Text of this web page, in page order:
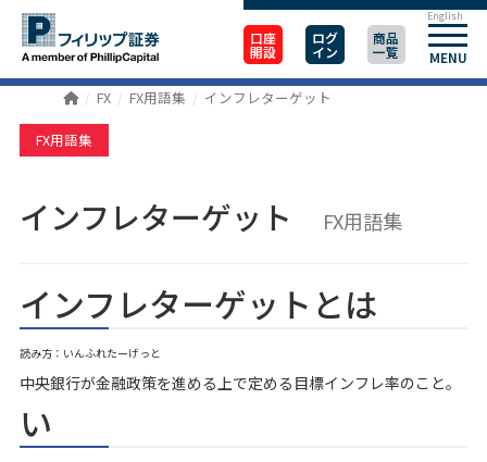
口座
開設
ログ
イン
商品
一覧 MENU
English
FX FX用語集 インフレターゲット
FX用語集
インフレターゲット FX用語集
インフレターゲットとは
読み方：いんふれたーげっと
中央銀行が金融政策を進める上で定める目標インフレ率のこと。
い